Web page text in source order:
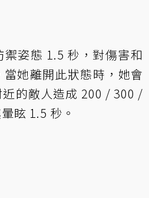
姿態 1.5 秒，對傷害和
她離開此狀態時，她會
的敵人造成 200 / 300 /
眩 1.5 秒。